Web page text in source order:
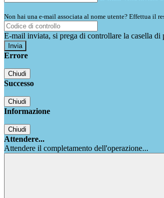
Non hai una e-mail associata al nome utente? Effettua il
E-mail inviata, si prega di controllare la casella di
Errore
Chiudi
Successo
Chiudi
Informazione
Chiudi
Attendere...
Attendere il completamento dell'operazione...